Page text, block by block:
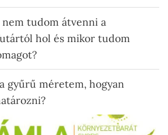
tudom átvenni a
hol és mikor tudom
gyűrű méretem, hogyan